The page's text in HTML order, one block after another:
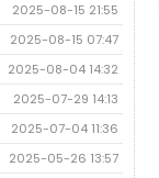
2025-08-15 21:55
2025-08-15 07:47
2025-08-04 14:32
2025-07-29 14:13
2025-07-04 11:36
2025-05-26 13:57